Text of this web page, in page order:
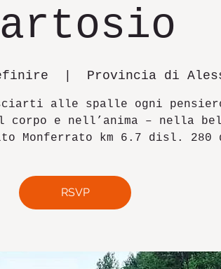
Provincia di
alle spalle ogni
corpo e nell’anima – nella
Monferrato km 6.7 disl.
RSVP